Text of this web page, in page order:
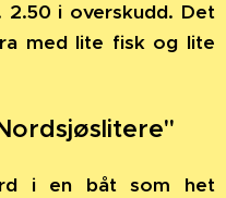
2.50 i overskudd. Det
med lite fisk og lite
i en båt som het